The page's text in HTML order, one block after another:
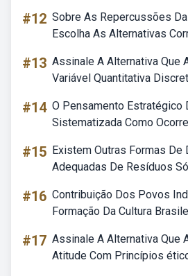
#12 Sobre As Repercussões
Escolha As Alternativas
#13 Assinale A Alternativa Que
Variável Quantitativa
#14 O Pensamento Estratégico
Sistematizada Como
#15 Existem Outras Formas
Adequadas De Resíduos
#16 Contribuição Dos Povos
Formação Da Cultura
#17 Assinale A Alternativa Que
Atitude Com Princípios